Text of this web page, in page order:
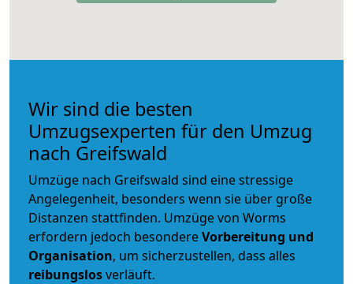
Wir sind die besten
Umzugsexperten für den Umzug
nach Greifswald
Umzüge nach Greifswald sind eine stressige
Angelegenheit, besonders wenn sie über große
Distanzen stattfinden. Umzüge von Worms
erfordern jedoch besondereVorbereitung und
Organisation, um sicherzustellen, dass alles
reibungslosverläuft.